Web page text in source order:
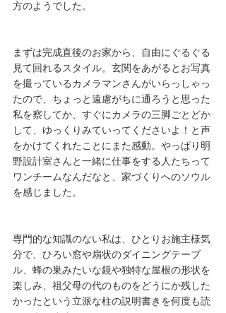
方のようでした。
まずは完成直後のお家から、自由にぐるぐる
見て回れるスタイル。玄関をあがるとお写真
を撮っているカメラマンさんがいらっしゃっ
たので、ちょっと遠慮がちに通ろうと思った
私を察してか、すぐにカメラの三脚ごとどか
して、ゆっくりみていってくださいよ！と声
をかけてくれたことにまた感動。やっぱり明
野設計室さんと一緒に仕事をする人たちって
ワンチームなんだなと、家づくりへのソウル
を感じました。
専門的な知識のない私は、ひとりお施主様気
分で、ひろい窓や扇状のダイニングテーブ
ル、蜂の巣みたいな鏡や独特な屋根の形状を
楽しみ、祖父母の代のものをどうにか残した
かったという立派な柱の説明書きを何度も読